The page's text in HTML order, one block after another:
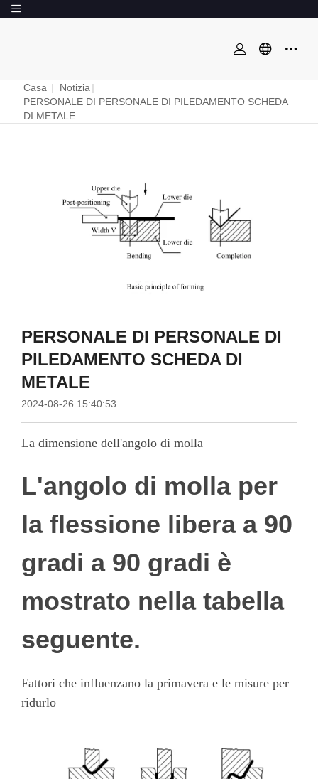
Casa | Notizia |
PERSONALE DI PERSONALE DI PILEDAMENTO SCHEDA
DI METALE
PERSONALE DI PERSONALE DI
PILEDAMENTO SCHEDA DI
METALE
2024-08-26 15:40:53
La dimensione dell'angolo di molla
L'angolo di molla per
la flessione libera a 90
gradi a 90 gradi è
mostrato nella tabella
seguente.
Fattori che influenzano la primavera e le misure per
ridurlo